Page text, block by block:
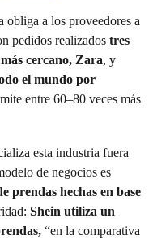
obliga a los proveedores a
pedidos realizados tres
cercano, Zara, y
el mundo por
entre 60–80 veces más
esta industria fuera
de negocios es
prendas hechas en base
Shein utiliza un
“en la comparativa